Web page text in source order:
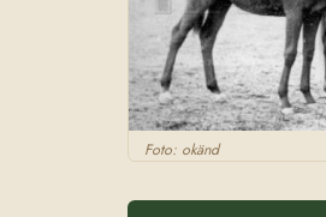
Foto: okänd